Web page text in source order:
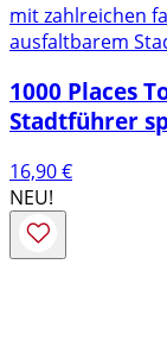
mit zahlreichen
ausfaltbarem
1000 Places
Stadtführer
16,90€
NEU!